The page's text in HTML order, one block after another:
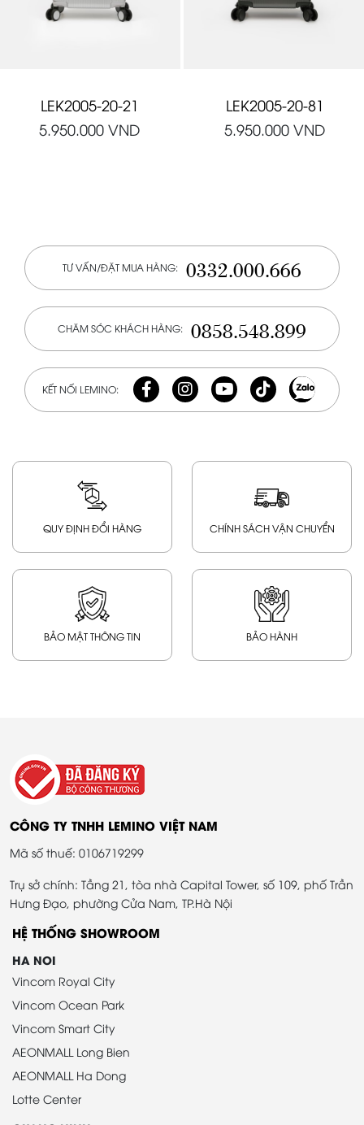
LEK2005-20-21
5.950.000 VND
LEK2005-20-81
5.950.000 VND
TƯ VẤN/ĐẶT MUA HÀNG: 0332.000.666
CHĂM SÓC KHÁCH HÀNG: 0858.548.899
KẾT NỐI LEMINO:
QUY ĐỊNH ĐỔI HÀNG CHÍNH SÁCH VẬN CHUYỂN
BẢO MẬT THÔNG TIN BẢO HÀNH
CÔNG TY TNHH LEMINO VIỆT NAM
Mã số thuế: 0106719299
Trụ sở chính: Tầng 21, tòa nhà Capital Tower, số 109, phố Trần
Hưng Đạo, phường Cửa Nam, TP.Hà Nội
HỆ THỐNG SHOWROOM
HA NOI
Vincom Royal City
Vincom Ocean Park
Vincom Smart City
AEONMALL Long Bien
AEONMALL Ha Dong
Lotte Center